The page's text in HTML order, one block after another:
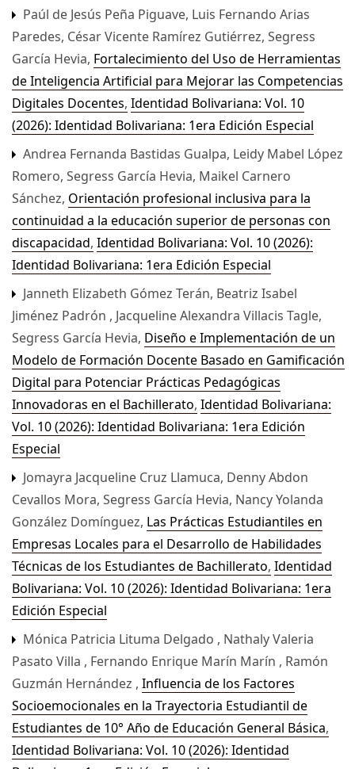
Paúl de Jesús Peña Piguave, Luis Fernando Arias
Paredes, César Vicente Ramírez Gutiérrez, Segress
García Hevia, Fortalecimiento del Uso de Herramientas
de Inteligencia Artificial para Mejorar las Competencias
Digitales Docentes, Identidad Bolivariana: Vol. 10
(2026): Identidad Bolivariana: 1era Edición Especial
Andrea Fernanda Bastidas Gualpa, Leidy Mabel López
Romero, Segress García Hevia, Maikel Carnero
Sánchez, Orientación profesional inclusiva para la
continuidad a la educación superior de personas con
discapacidad, Identidad Bolivariana: Vol. 10 (2026):
Identidad Bolivariana: 1era Edición Especial
Janneth Elizabeth Gómez Terán, Beatriz Isabel
Jiménez Padrón , Jacqueline Alexandra Villacis Tagle,
Segress García Hevia, Diseño e Implementación de un
Modelo de Formación Docente Basado en Gamificación
Digital para Potenciar Prácticas Pedagógicas
Innovadoras en el Bachillerato, Identidad Bolivariana:
Vol. 10 (2026): Identidad Bolivariana: 1era Edición
Especial
Jomayra Jacqueline Cruz Llamuca, Denny Abdon
Cevallos Mora, Segress García Hevia, Nancy Yolanda
González Domínguez, Las Prácticas Estudiantiles en
Empresas Locales para el Desarrollo de Habilidades
Técnicas de los Estudiantes de Bachillerato, Identidad
Bolivariana: Vol. 10 (2026): Identidad Bolivariana: 1era
Edición Especial
Mónica Patricia Lituma Delgado , Nathaly Valeria
Pasato Villa , Fernando Enrique Marín Marín , Ramón
Guzmán Hernández , Influencia de los Factores
Socioemocionales en la Trayectoria Estudiantil de
Estudiantes de 10° Año de Educación General Básica,
Identidad Bolivariana: Vol. 10 (2026): Identidad